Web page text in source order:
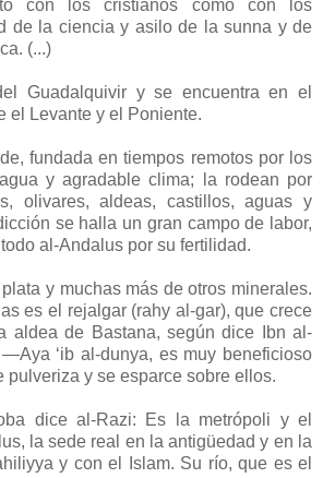
con los cristianos como con los
de la ciencia y asilo de la sunna y de
(...)
Guadalquivir y se encuentra en el
el Levante y el Poniente.
fundada en tiempos remotos por los
y agradable clima; la rodean por
olivares, aldeas, castillos, aguas y
se halla un gran campo de labor,
al-Andalus por su fertilidad.
y muchas más de otros minerales.
es el rejalgar (rahy al-gar), que crece
aldea de Bastana, según dice Ibn al-
‘ib al-dunya, es muy beneficioso
pulveriza y se esparce sobre ellos.
dice al-Razi: Es la metrópoli y el
la sede real en la antigüedad y en la
y con el Islam. Su río, que es el